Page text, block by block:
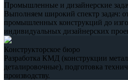
Промышленные и дизайнерские
Выполняем широкий спектр задач:
промышленных конструкций до
индивидуальных дизайнерских
Конструкторское бюро
Разработка КМД (конструкции
деталировочные), подготовка
производству.